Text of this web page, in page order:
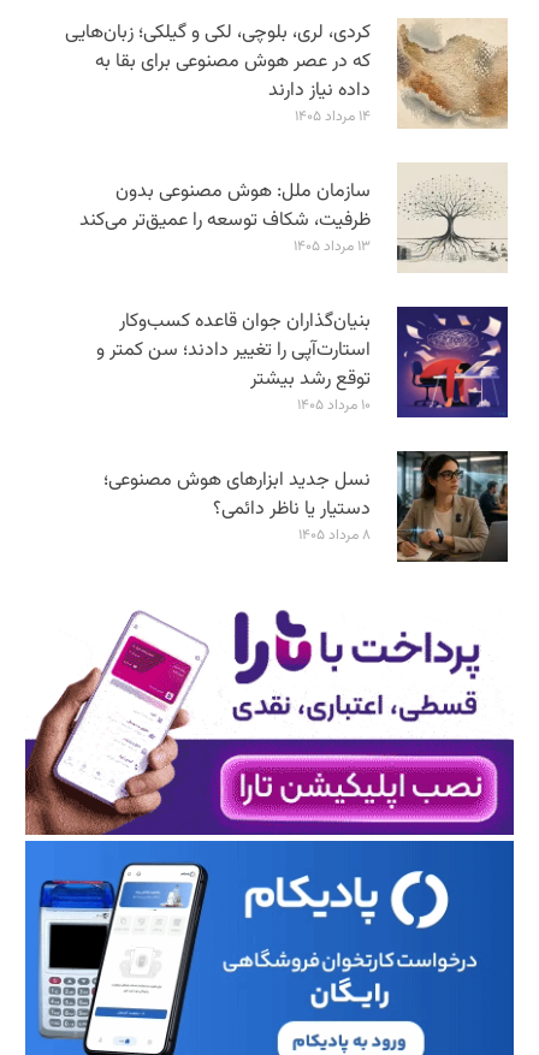
کردی، لری، بلوچی، لکی و گیلکی؛ زبان‌هایی
که در عصر هوش مصنوعی برای بقا به
داده نیاز دارند
۱۴ مرداد ۱۴۰۵
سازمان ملل: هوش مصنوعی بدون
ظرفیت، شکاف توسعه را عمیق‌تر می‌کند
۱۳ مرداد ۱۴۰۵
بنیان‌گذاران جوان قاعده کسب‌وکار
استارت‌آپی را تغییر دادند؛ سن‌ کمتر و
توقع رشد بیشتر
۱۰ مرداد ۱۴۰۵
نسل جدید ابزارهای هوش مصنوعی؛
دستیار یا ناظر دائمی؟
۸ مرداد ۱۴۰۵